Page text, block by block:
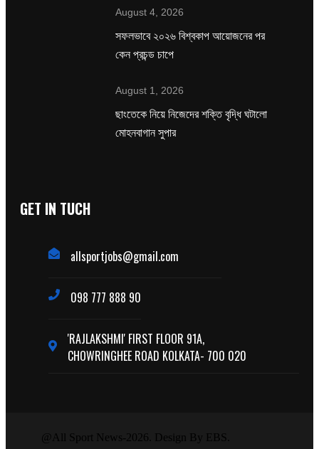
August 4, 2026
সফলভাবে ২০২৬ বিশ্বকাপ আয়োজনের পর
কেন প্রচন্ড চাপে
August 1, 2026
ছাংতেকে নিয়ে নিজেদের শক্তি বৃদ্ধি ঘটালো
মোহনবাগান সুপার
GET IN TUCH
allsportjobs@gmail.com
098 777 888 90
'RAJLAKSHMI' FIRST FLOOR 91A,
CHOWRINGHEE ROAD KOLKATA- 700 020
@All Sport News-2026. Design By EBS.